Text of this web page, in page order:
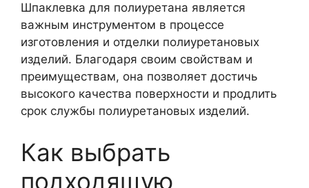
Шпаклевка для полиуретана является
важным инструментом в процессе
изготовления и отделки полиуретановых
изделий. Благодаря своим свойствам и
преимуществам, она позволяет достичь
высокого качества поверхности и продлить
срок службы полиуретановых изделий.
Как выбрать
подходящую